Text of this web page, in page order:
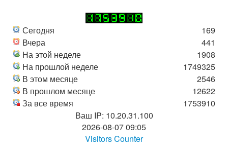
Сегодня
Вчера
На этой неделе
На прошлой неделе
В этом месяце
В прошлом месяце
За все время
169
441
1908
1749325
2546
12622
1753910
Ваш IP: 10.20.31.100
2026-08-07 09:05
Visitors Counter